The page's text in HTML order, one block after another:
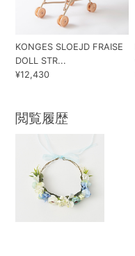
KONGES SLOEJD FRAISE
DOLL STR...
¥12,430
閲覧履歴